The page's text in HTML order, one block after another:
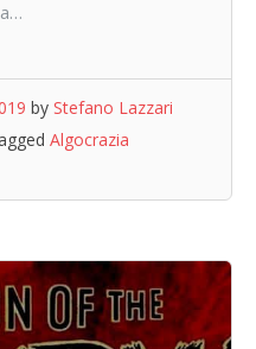
by Stefano Lazzari
Algocrazia